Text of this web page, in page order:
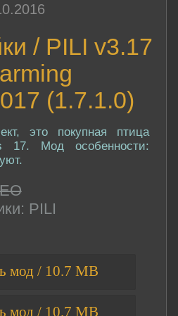
/ PILI v3.17
(1.7.1.0)
это покупная птица
17. Мод особенности:
PILI
мод / 10.7 MB
мод / 10.7 MB